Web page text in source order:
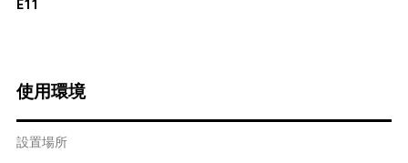
E11
使用環境
設置場所